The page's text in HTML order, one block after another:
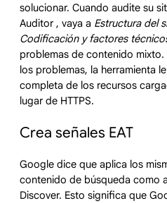
solucionar. Cuando audite su
Auditor , vaya a Estructura del
Codificación y factores
problemas de contenido
los problemas, la herramienta
completa de los recursos
lugar de HTTPS.
Crea señales EAT
Google dice que aplica los
contenido de búsqueda como
Discover. Esto significa que